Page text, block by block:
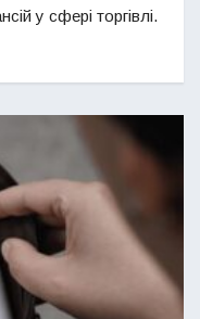
у сфері торгівлі.